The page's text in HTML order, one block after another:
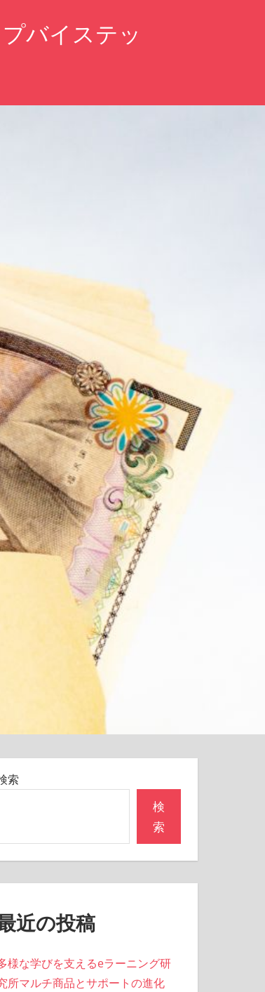
バイステッ
索
検
索
近の投稿
様な学びを支えるeラーニング研
所マルチ商品とサポートの進化